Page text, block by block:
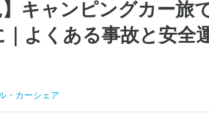
】キャンピングカー旅
よくある事故と安全
・カーシェア